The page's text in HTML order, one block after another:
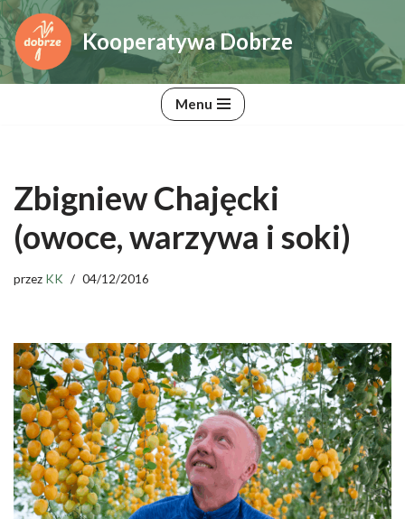
Przejdź
do
Kooperatywa Dobrze
Menu
Zbigniew Chajęcki
(owoce, warzywa i soki)
przez KK 04/12/2016